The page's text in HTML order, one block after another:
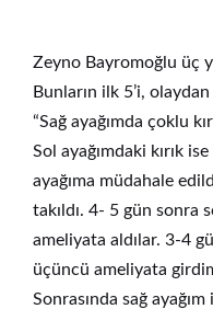
Zeyno Bayromoğlu üç
Bunların ilk 5’i,
“Sağ ayağımda çoklu
Sol ayağımdaki kırık
ayağıma müdahale
takıldı. 4- 5 gün sonra
ameliyata aldılar. 3-4
üçüncü ameliyata
Sonrasında sağ